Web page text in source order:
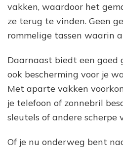
vakken, waardoor het
ze terug te vinden. Geen
rommelige tassen waarin
Daarnaast biedt een goed
ook bescherming voor je
Met aparte vakken
je telefoon of zonnebril
sleutels of andere scherpe
Of je nu onderweg bent